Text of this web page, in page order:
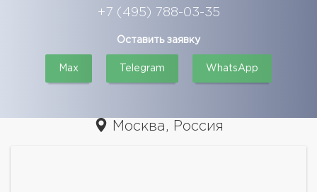
+7 (495) 788-03-35
Оставить заявку
Max Telegram WhatsApp
Москва, Россия